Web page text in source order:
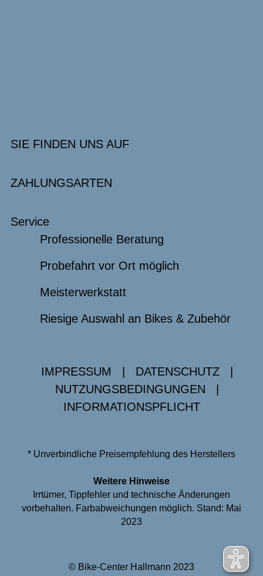
SIE FINDEN UNS AUF
ZAHLUNGSARTEN
Service
Professionelle Beratung
Probefahrt vor Ort möglich
Meisterwerkstatt
Riesige Auswahl an Bikes & Zubehör
IMPRESSUM DATENSCHUTZ
NUTZUNGSBEDINGUNGEN
INFORMATIONSPFLICHT
* Unverbindliche Preisempfehlung des Herstellers
Weitere Hinweise
Irrtümer, Tippfehler und technische Änderungen
vorbehalten. Farbabweichungen möglich. Stand: Mai
2023
© Bike-Center Hallmann 2023